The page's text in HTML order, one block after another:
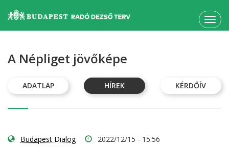
A Népliget jövőképe
ADATLAP HÍREK KÉRDŐÍV
Budapest Dialog 2022/12/15 - 15:56